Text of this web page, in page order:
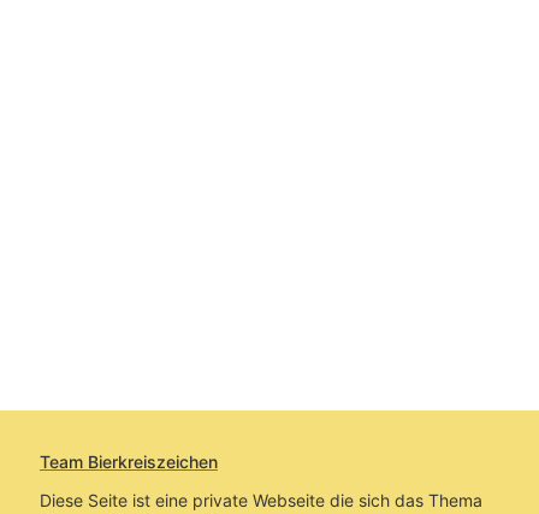
Team Bierkreiszeichen
Diese Seite ist eine private Webseite die sich das Thema